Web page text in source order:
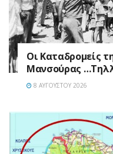
Οι Καταδρομείς
Μανσούρας
8 ΑΥΓΟΎΣΤΟΥ 2026